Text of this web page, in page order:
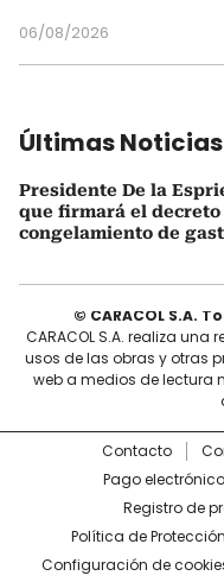
06/08/2026
Últimas Noticias
Presidente De la
que firmará el decreto
congelamiento de
© CARACOL S.A.
CARACOL S.A. realiza
usos de las obras y otras
web a medios de lectura
Contacto
Pago
Registro de
Política de
Configuración de